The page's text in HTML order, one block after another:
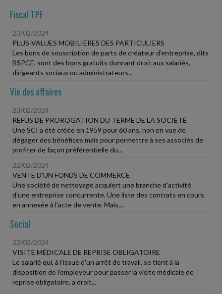
Fiscal TPE
23/02/2024
PLUS-VALUES MOBILIÈRES DES PARTICULIERS
Les bons de souscription de parts de créateur d'entreprise, dits
BSPCE, sont des bons gratuits donnant droit aux salariés,
dirigeants sociaux ou administrateurs...
Vie des affaires
23/02/2024
REFUS DE PROROGATION DU TERME DE LA SOCIÉTÉ
Une SCI a été créée en 1959 pour 60 ans, non en vue de
dégager des bénéfices mais pour permettre à ses associés de
profiter de façon préférentielle du...
22/02/2024
VENTE D'UN FONDS DE COMMERCE
Une société de nettoyage acquiert une branche d'activité
d'une entreprise concurrente. Une liste des contrats en cours
en annexée à l'acte de vente. Mais,...
Social
22/02/2024
VISITE MÉDICALE DE REPRISE OBLIGATOIRE
Le salarié qui, à l'issue d'un arrêt de travail, se tient à la
disposition de l'employeur pour passer la visite médicale de
reprise obligatoire, a droit...